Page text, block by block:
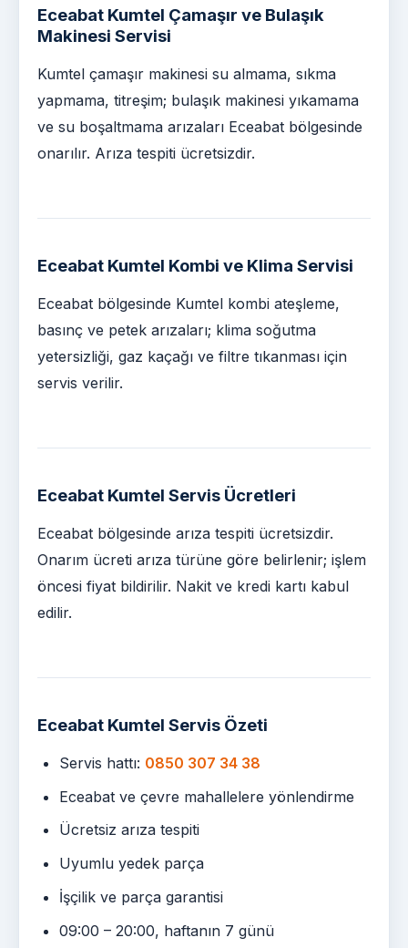
Eceabat Kumtel Çamaşır ve Bulaşık
Makinesi Servisi
Kumtel çamaşır makinesi su almama, sıkma
yapmama, titreşim; bulaşık makinesi yıkamama
ve su boşaltmama arızaları Eceabat bölgesinde
onarılır. Arıza tespiti ücretsizdir.
Eceabat Kumtel Kombi ve Klima Servisi
Eceabat bölgesinde Kumtel kombi ateşleme,
basınç ve petek arızaları; klima soğutma
yetersizliği, gaz kaçağı ve filtre tıkanması için
servis verilir.
Eceabat Kumtel Servis Ücretleri
Eceabat bölgesinde arıza tespiti ücretsizdir.
Onarım ücreti arıza türüne göre belirlenir; işlem
öncesi fiyat bildirilir. Nakit ve kredi kartı kabul
edilir.
Eceabat Kumtel Servis Özeti
Servis hattı: 0850 307 34 38
Eceabat ve çevre mahallelere yönlendirme
Ücretsiz arıza tespiti
Uyumlu yedek parça
İşçilik ve parça garantisi
09:00 – 20:00, haftanın 7 günü